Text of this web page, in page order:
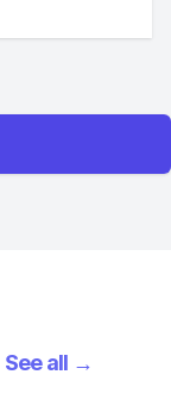
See all →